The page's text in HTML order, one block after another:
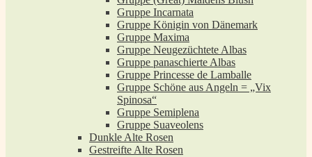
Gruppe Incarnata
Gruppe Königin von Dänemark
Gruppe Maxima
Gruppe Neugezüchtete Albas
Gruppe panaschierte Albas
Gruppe Princesse de Lamballe
Gruppe Schöne aus Angeln = „Vix
Spinosa“
Gruppe Semiplena
Gruppe Suaveolens
Dunkle Alte Rosen
Gestreifte Alte Rosen